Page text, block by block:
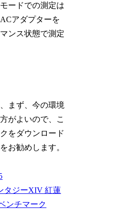
ードでの測定は
アダプターを
ンス状態で測定
まず、今の環境
がよいので、こ
をダウンロード
お勧めします。
タジーXIV 紅蓮
ンチマーク